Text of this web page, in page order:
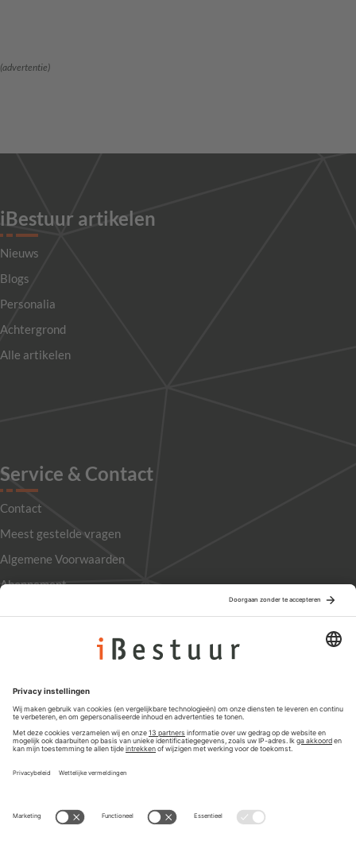
(advertentie)
iBestuur artikelen
Nieuws
Blogs
Personalia
Achtergrond
Alle artikelen
Service & Contact
Contact
Meest gestelde vragen
Algemene Voorwaarden
Abonnement
Privacyinstellingen